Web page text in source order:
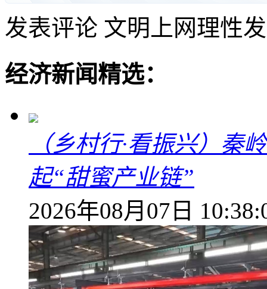
发表评论 文明上网理性
经济新闻精选：
（乡村行·看振兴）秦
起“甜蜜产业链”
2026年08月07日